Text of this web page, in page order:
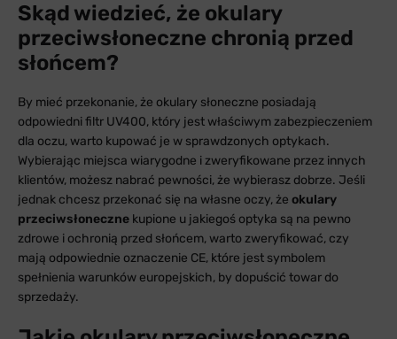
Skąd wiedzieć, że okulary
przeciwsłoneczne chronią przed
słońcem?
By mieć przekonanie, że okulary słoneczne posiadają
odpowiedni filtr UV400, który jest właściwym zabezpieczeniem
dla oczu, warto kupować je w sprawdzonych optykach.
Wybierając miejsca wiarygodne i zweryfikowane przez innych
klientów, możesz nabrać pewności, że wybierasz dobrze. Jeśli
jednak chcesz przekonać się na własne oczy, że okulary
przeciwsłoneczne kupione u jakiegoś optyka są na pewno
zdrowe i ochronią przed słońcem, warto zweryfikować, czy
mają odpowiednie oznaczenie CE, które jest symbolem
spełnienia warunków europejskich, by dopuścić towar do
sprzedaży.